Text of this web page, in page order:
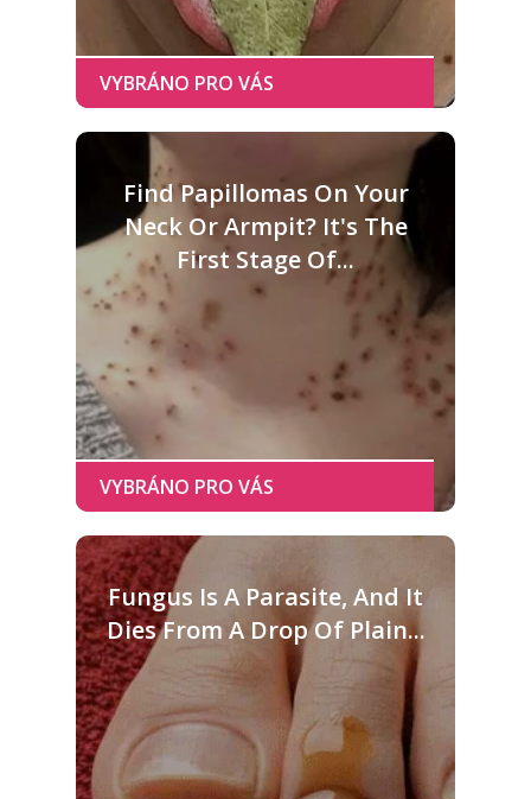
Find Papillomas On Your
Neck Or Armpit? It's The
First Stage Of...
Fungus Is A Parasite, And It
Dies From A Drop Of Plain...